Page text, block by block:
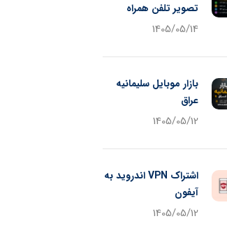
تصویر تلفن همراه
1405/05/14
بازار موبایل سلیمانیه
عراق
1405/05/12
اشتراک VPN اندروید به
آیفون
1405/05/12